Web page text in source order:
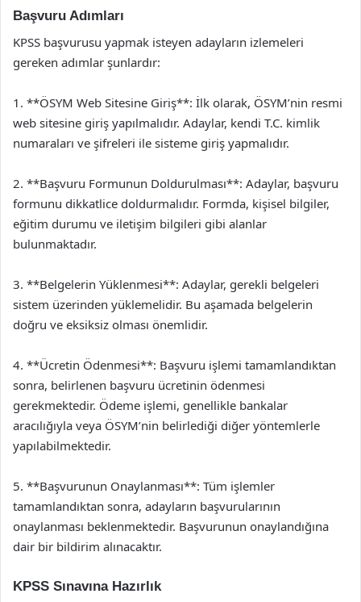
Başvuru Adımları
KPSS başvurusu yapmak isteyen adayların izlemeleri
gereken adımlar şunlardır:
1. **ÖSYM Web Sitesine Giriş**: İlk olarak, ÖSYM’nin resmi
web sitesine giriş yapılmalıdır. Adaylar, kendi T.C. kimlik
numaraları ve şifreleri ile sisteme giriş yapmalıdır.
2. **Başvuru Formunun Doldurulması**: Adaylar, başvuru
formunu dikkatlice doldurmalıdır. Formda, kişisel bilgiler,
eğitim durumu ve iletişim bilgileri gibi alanlar
bulunmaktadır.
3. **Belgelerin Yüklenmesi**: Adaylar, gerekli belgeleri
sistem üzerinden yüklemelidir. Bu aşamada belgelerin
doğru ve eksiksiz olması önemlidir.
4. **Ücretin Ödenmesi**: Başvuru işlemi tamamlandıktan
sonra, belirlenen başvuru ücretinin ödenmesi
gerekmektedir. Ödeme işlemi, genellikle bankalar
aracılığıyla veya ÖSYM’nin belirlediği diğer yöntemlerle
yapılabilmektedir.
5. **Başvurunun Onaylanması**: Tüm işlemler
tamamlandıktan sonra, adayların başvurularının
onaylanması beklenmektedir. Başvurunun onaylandığına
dair bir bildirim alınacaktır.
KPSS Sınavına Hazırlık